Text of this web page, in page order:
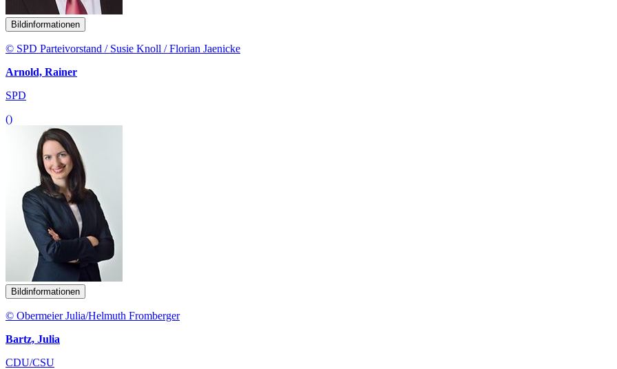
Bildinformationen
© SPD Parteivorstand / Susie Knoll / Florian Jaenicke
Arnold, Rainer
SPD
()
Bildinformationen
© Obermeier Julia/Helmuth Fromberger
Bartz, Julia
CDU/CSU